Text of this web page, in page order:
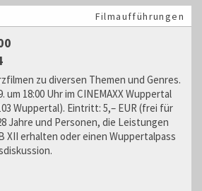
Filmaufführungen
zu diversen Themen und Genres.
um 18:00 Uhr im CINEMAXX Wuppertal
Wuppertal). Eintritt: 5,– EUR (frei für
Jahre und Personen, die Leistungen
XII erhalten oder einen Wuppertalpass